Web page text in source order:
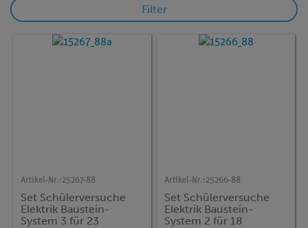
Filter
Artikel-Nr.:25267-88
Set Schülerversuche
Elektrik Baustein-
System 3 für 23
Artikel-Nr.:25266-88
Set Schülerversuche
Elektrik Baustein-
System 2 für 18